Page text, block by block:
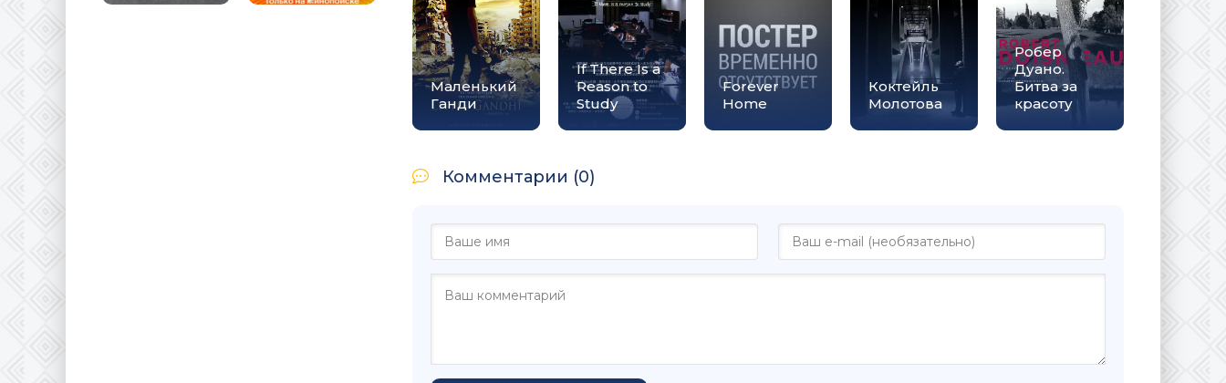
Маленький
Ганди
If There Is a
Reason to
Study
Forever
Home
Коктейль
Молотова
Робер
Дуано.
Битва за
красоту
Комментарии (0)